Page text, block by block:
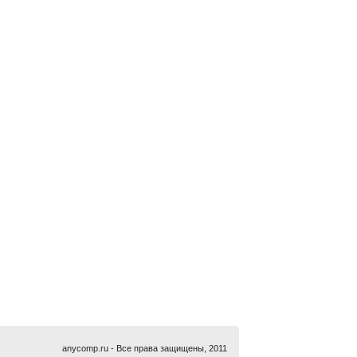
anycomp.ru - Все права защищены, 2011